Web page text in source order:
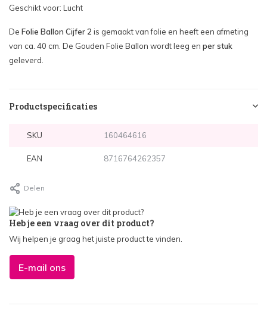
Geschikt voor: Lucht
De Folie Ballon Cijfer 2 is gemaakt van folie en heeft een afmeting
van ca. 40 cm. De Gouden Folie Ballon wordt leeg en per stuk
geleverd.
Productspecificaties
SKU 160464616
EAN 8716764262357
Delen
Heb je een vraag over dit product?
Wij helpen je graag het juiste product te vinden.
E-mail ons